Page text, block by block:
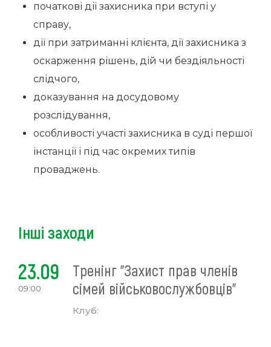
початкові дії захисника при вступі у
справу,
дії при затриманні клієнта, дії захисника з
оскарження рішень, дій чи бездіяльності
слідчого,
доказування на досудовому
розслідування,
особливості участі захисника в суді першої
інстанції і під час окремих типів
проваджень.
Інші заходи
23.09
09:00
Тренінг "Захист прав членів
сімей військовослужбовців"
Клуб: